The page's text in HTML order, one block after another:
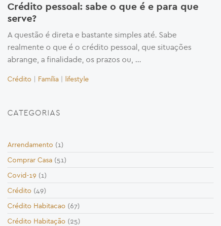
Crédito pessoal: sabe o que é e para que
serve?
A questão é direta e bastante simples até. Sabe
realmente o que é o crédito pessoal, que situações
abrange, a finalidade, os prazos ou, …
Crédito | Família | lifestyle
CATEGORIAS
Arrendamento (1)
Comprar Casa (51)
Covid-19 (1)
Crédito (49)
Crédito Habitacao (67)
Crédito Habitação (25)